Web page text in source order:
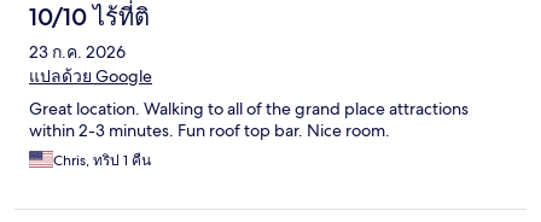
10/10 ไร้ที่ติ
23 ก.ค. 2026
แปลด้วย Google
Great location. Walking to all of the grand place attractions
within 2-3 minutes. Fun roof top bar. Nice room.
Chris, ทริป 1 คืน